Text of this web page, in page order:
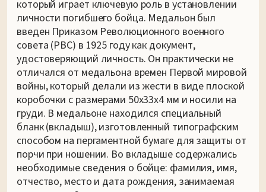
который играет ключевую роль в установлении
личности погибшего бойца. Медальон был
введен Приказом Революционного военного
совета (РВС) в 1925 году как документ,
удостоверяющий личность. Он практически не
отличался от медальона времен Первой мировой
войны, который делали из жести в виде плоской
коробочки с размерами 50х33х4 мм и носили на
груди. В медальоне находился специальный
бланк (вкладыш), изготовленный типографским
способом на пергаментной бумаге для защиты от
порчи при ношении. Во вкладыше содержались
необходимые сведения о бойце: фамилия, имя,
отчество, место и дата рождения, занимаемая